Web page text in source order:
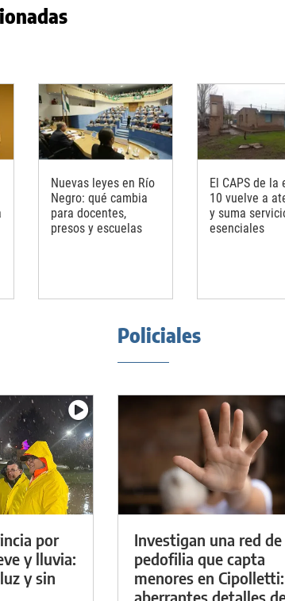
Nuevas leyes en Río
Negro: qué cambia
para docentes,
presos y escuelas
El CAPS de la
10 vuelve a
y suma
esenciales
por
y lluvia:
y sin
Policiales
Investigan una red de
pedofilia que capta
menores en Cipolletti:
aberrantes detalles